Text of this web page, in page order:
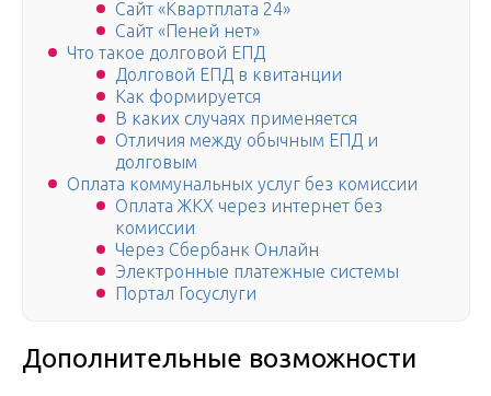
Сайт «Квартплата 24»
Сайт «Пеней нет»
Что такое долговой ЕПД
Долговой ЕПД в квитанции
Как формируется
В каких случаях применяется
Отличия между обычным ЕПД и
долговым
Оплата коммунальных услуг без комиссии
Оплата ЖКХ через интернет без
комиссии
Через Сбербанк Онлайн
Электронные платежные системы
Портал Госуслуги
Дополнительные возможности